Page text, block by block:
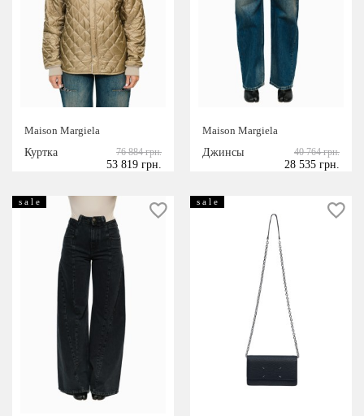
Maison Margiela
Куртка
76 884 грн.
53 819 грн.
Maison Margiela
Джинсы
40 764 грн.
28 535 грн.
s a l e s a l e